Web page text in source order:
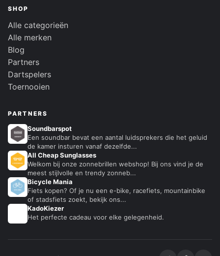
SHOP
Alle categorieën
Alle merken
Blog
Partners
Dartspelers
Toernooien
PARTNERS
Soundbarspot
Een soundbar bevat een aantal luidsprekers die het geluid
de kamer insturen vanaf dezelfde...
All Cheap Sunglasses
Welkom bij onze zonnebrillen webshop! Bij ons vind je de
meest stijlvolle en trendy zonneb...
Bicycle Mania
Fiets kopen? Of je nu een e-bike, racefiets, mountainbike
of stadsfiets zoekt, bekijk ons...
KadoKiezer
Het perfecte cadeau voor elke gelegenheid.